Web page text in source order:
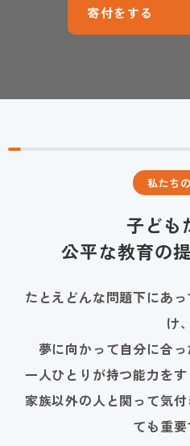
寄付をする
私たち
子ども
公平な教育の
たとえどんな問題下にあ
け、
夢に向かって自分に合っ
一人ひとりが持つ能力をす
家族以外の人と関って気
ても重要